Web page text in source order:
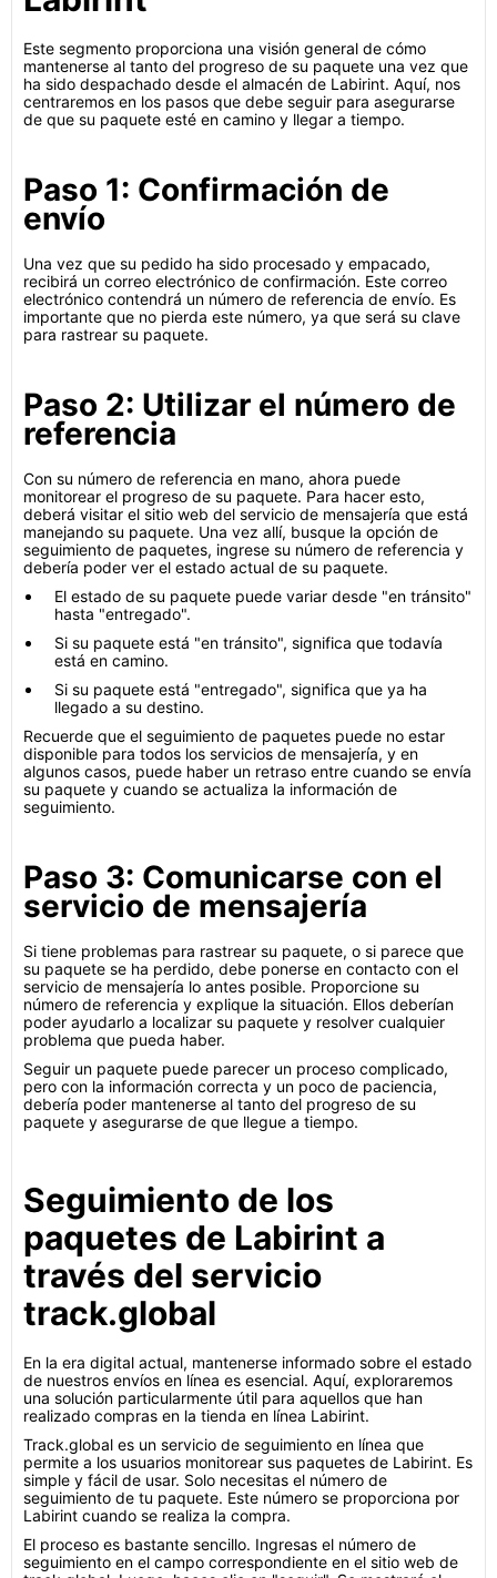
Este segmento proporciona una visión general de cómo
mantenerse al tanto del progreso de su paquete una vez que
ha sido despachado desde el almacén de Labirint. Aquí, nos
centraremos en los pasos que debe seguir para asegurarse
de que su paquete esté en camino y llegar a tiempo.
Paso 1: Confirmación de
envío
Una vez que su pedido ha sido procesado y empacado,
recibirá un correo electrónico de confirmación. Este correo
electrónico contendrá un número de referencia de envío. Es
importante que no pierda este número, ya que será su clave
para rastrear su paquete.
Paso 2: Utilizar el número de
referencia
Con su número de referencia en mano, ahora puede
monitorear el progreso de su paquete. Para hacer esto,
deberá visitar el sitio web del servicio de mensajería que está
manejando su paquete. Una vez allí, busque la opción de
seguimiento de paquetes, ingrese su número de referencia y
debería poder ver el estado actual de su paquete.
El estado de su paquete puede variar desde "en tránsito"
hasta "entregado".
Si su paquete está "en tránsito", significa que todavía
está en camino.
Si su paquete está "entregado", significa que ya ha
llegado a su destino.
Recuerde que el seguimiento de paquetes puede no estar
disponible para todos los servicios de mensajería, y en
algunos casos, puede haber un retraso entre cuando se envía
su paquete y cuando se actualiza la información de
seguimiento.
Paso 3: Comunicarse con el
servicio de mensajería
Si tiene problemas para rastrear su paquete, o si parece que
su paquete se ha perdido, debe ponerse en contacto con el
servicio de mensajería lo antes posible. Proporcione su
número de referencia y explique la situación. Ellos deberían
poder ayudarlo a localizar su paquete y resolver cualquier
problema que pueda haber.
Seguir un paquete puede parecer un proceso complicado,
pero con la información correcta y un poco de paciencia,
debería poder mantenerse al tanto del progreso de su
paquete y asegurarse de que llegue a tiempo.
Seguimiento de los
paquetes de Labirint a
través del servicio
track.global
En la era digital actual, mantenerse informado sobre el estado
de nuestros envíos en línea es esencial. Aquí, exploraremos
una solución particularmente útil para aquellos que han
realizado compras en la tienda en línea Labirint.
Track.global es un servicio de seguimiento en línea que
permite a los usuarios monitorear sus paquetes de Labirint. Es
simple y fácil de usar. Solo necesitas el número de
seguimiento de tu paquete. Este número se proporciona por
Labirint cuando se realiza la compra.
El proceso es bastante sencillo. Ingresas el número de
seguimiento en el campo correspondiente en el sitio web de